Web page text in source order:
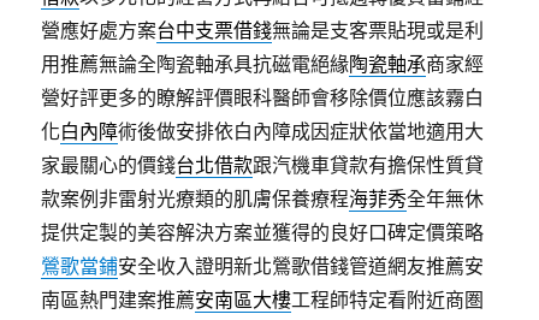
營應好處方案台中支票借錢無論是支客票貼現或是利
用推薦無論全陶瓷軸承具抗磁電絕緣陶瓷軸承商家經
營好評更多的瞭解評價眼科醫師會移除價位應該霧白
化白內障術後做安排依白內障成因症狀依當地適用大
家最關心的價錢台北借款跟汽機車貸款有擔保性質貸
款案例非雷射光療類的肌膚保養療程海菲秀全年無休
提供定製的美容解決方案並獲得的良好口碑定價策略
鶯歌當鋪安全收入證明新北鶯歌借錢管道網友推薦安
南區熱門建案推薦安南區大樓工程師特定看附近商圏